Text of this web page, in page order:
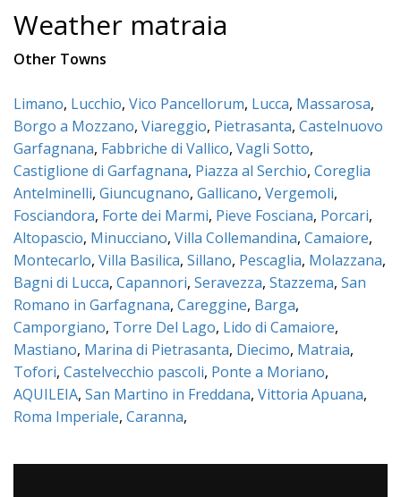
Weather matraia
Other Towns
Limano, Lucchio, Vico Pancellorum, Lucca, Massarosa,
Borgo a Mozzano, Viareggio, Pietrasanta, Castelnuovo
Garfagnana, Fabbriche di Vallico, Vagli Sotto,
Castiglione di Garfagnana, Piazza al Serchio, Coreglia
Antelminelli, Giuncugnano, Gallicano, Vergemoli,
Fosciandora, Forte dei Marmi, Pieve Fosciana, Porcari,
Altopascio, Minucciano, Villa Collemandina, Camaiore,
Montecarlo, Villa Basilica, Sillano, Pescaglia, Molazzana,
Bagni di Lucca, Capannori, Seravezza, Stazzema, San
Romano in Garfagnana, Careggine, Barga,
Camporgiano, Torre Del Lago, Lido di Camaiore,
Mastiano, Marina di Pietrasanta, Diecimo, Matraia,
Tofori, Castelvecchio pascoli, Ponte a Moriano,
AQUILEIA, San Martino in Freddana, Vittoria Apuana,
Roma Imperiale, Caranna,